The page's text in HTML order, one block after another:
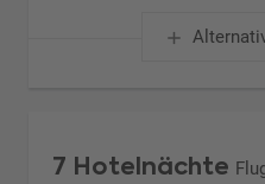
7 Hotelnächte